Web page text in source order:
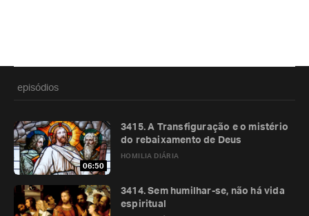
episódios
06:50
HOMILIA DIÁRIA
3415. A Transfiguração e o mistério
do rebaixamento de Deus
3414. Sem humilhar-se, não há vida
espiritual